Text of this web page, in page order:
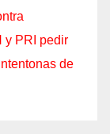
y PRI pedir
de